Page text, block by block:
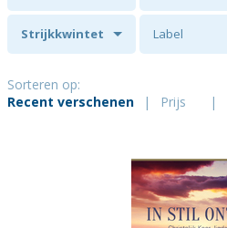
Strijkkwintet
Knoop
Label
Sorteren op:
Recent verschenen
| Prijs |